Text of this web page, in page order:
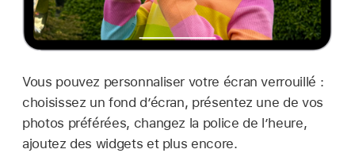
Vous pouvez personnaliser votre écran verrouillé :
choisissez un fond d’écran, présentez une de vos
photos préférées, changez la police de l’heure,
ajoutez des widgets et plus encore.